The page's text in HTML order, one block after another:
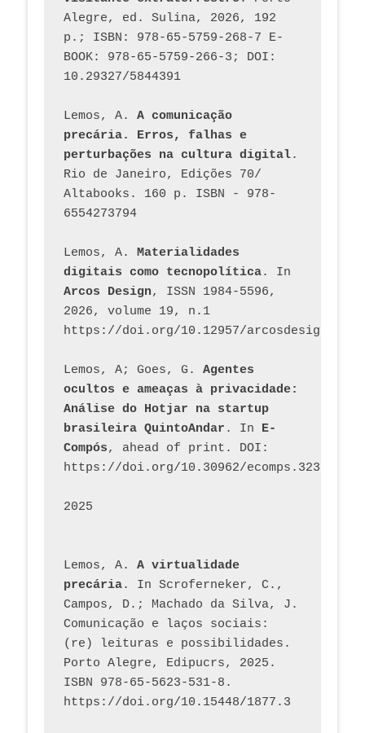
Alegre, ed. Sulina, 2026, 192
p.; ISBN: 978-65-5759-268-7 E-
BOOK: 978-65-5759-266-3; DOI:
10.29327/5844391
Lemos, A. A comunicação
precária. Erros, falhas e
perturbações na cultura digital.
Rio de Janeiro, Edições 70/
Altabooks. 160 p. ISBN - 978-
6554273794
Lemos, A. Materialidades
digitais como tecnopolítica
Arcos Design, ISSN 1984-5596,
2026, volume 19, n.1
https://doi.org/10.12957/
Lemos, A; Goes, G. Agentes
ocultos e ameaças à privacidade:
Análise do Hotjar na startup
brasileira QuintoAndar . In E-
Compós, ahead of print. DOI:
https://doi.org/10.30962/ecomps.3231
2025
Lemos, A. A virtualidade
precária. In Scroferneker, C.,
Campos, D.; Machado da Silva, J.
Comunicação e laços sociais:
(re) leituras e possibilidades.
Porto Alegre, Edipucrs, 2025.
ISBN 978-65-5623-531-8.
https://doi.org/10.15448/1877.3